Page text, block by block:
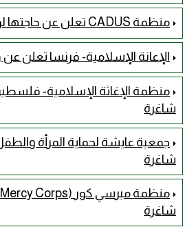
منظمة CADUS تعلن عن حاجتها لوظائف شاغرة
الإعانة الإسلامية- فرنسا تعلن
منظمة الإغاثة الإسلامية-
شاغرة
جمعية عايشة لحماية المرأة
شاغرة
شاغرة